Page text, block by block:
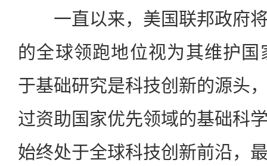
一直以来，美国联邦政府将
的全球领跑地位视为其维护
于基础研究是科技创新的源头
过资助国家优先领域的基础科
始终处于全球科技创新前沿，